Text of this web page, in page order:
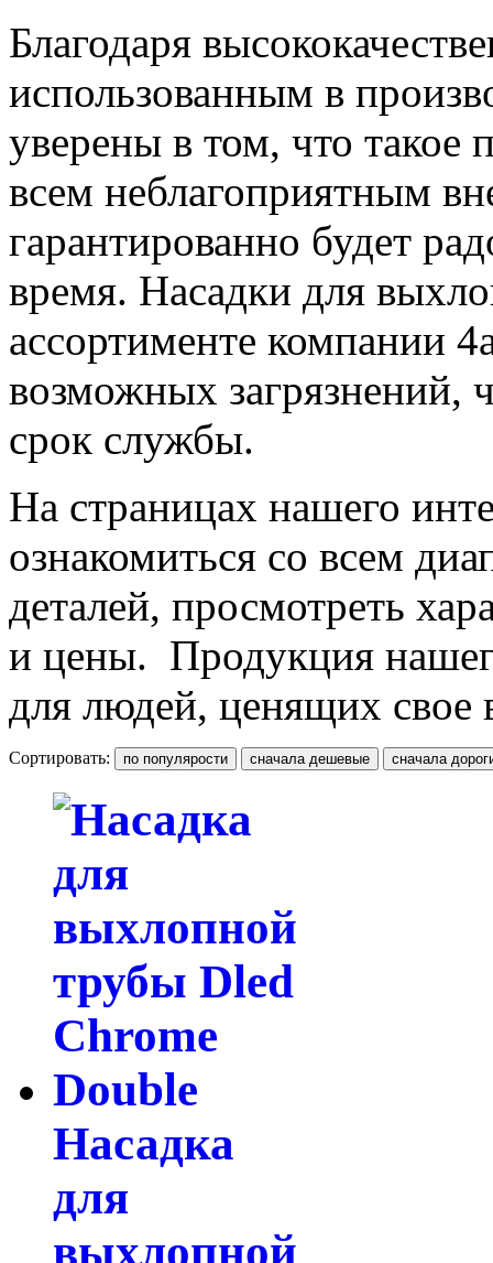
Благодаря
использованным в
уверены в том, что такое
всем неблагоприятным
гарантированно будет
время. Насадки для
ассортименте компании
возможных загрязнений,
срок службы.
На страницах нашего
ознакомиться со всем
деталей, просмотреть
и цены. Продукция
для людей, ценящих свое
Сортировать:
Насадка
для
выхлопной